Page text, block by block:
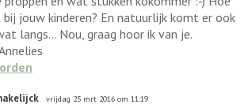
jouw kinderen? En natuurlijk komt er ook
langs... Nou, graag hoor ik van je.
vrijdag 25 mrt 2016 om 11:19